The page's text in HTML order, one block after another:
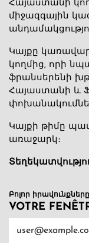
Հայաստանի
միջազգային
Կայքը
կողմից, որի
ֆրանսերենի
Հայաստանի և
Կայքի թիմը
առաջարկ։
Բոլոր
VOTRE